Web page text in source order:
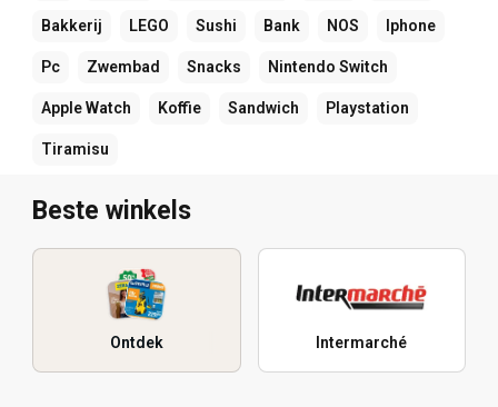
Bakkerij LEGO Sushi Bank NOS Iphone
Pc Zwembad Snacks Nintendo Switch
Apple Watch Koffie Sandwich Playstation
Tiramisu
Beste winkels
Ontdek Intermarché